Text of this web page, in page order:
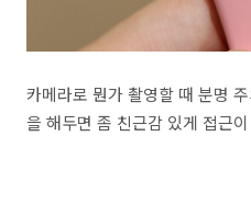
카메라로 뭔가 촬영할 때 분명
을 해두면 좀 친근감 있게 접근